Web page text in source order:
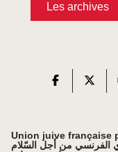
Les archives
Union juive française
الفرنسي من أجل السّلام